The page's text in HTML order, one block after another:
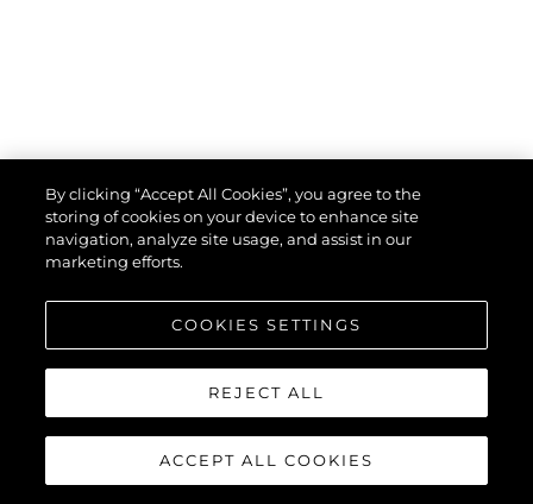
SUNSEEKER PREDATOR 74
By clicking “Accept All Cookies”, you agree to the
storing of cookies on your device to enhance site
navigation, analyze site usage, and assist in our
marketing efforts.
COOKIES SETTINGS
REJECT ALL
ACCEPT ALL COOKIES